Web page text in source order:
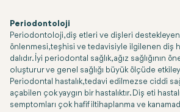
Periodontoloji
Periodontoloji, diş etleri ve dişleri destekleyen
önlenmesi, teşhisi ve tedavisiyle ilgilenen diş
dalıdır. İyi periodontal sağlık, ağız sağlığının
oluşturur ve genel sağlığı büyük ölçüde
Periodontal hastalık, tedavi edilmezse ciddi
açabilen çok yaygın bir hastalıktır. Diş eti
semptomları çok hafif iltihaplanma ve